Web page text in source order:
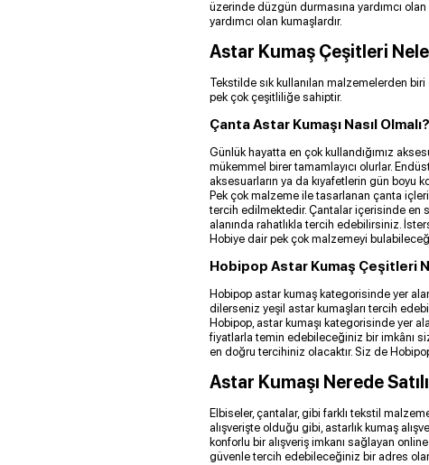
üzerinde düzgün durmasına yardımcı
yardımcı olan kumaşlardır.
Astar Kumaş Çeşitleri
Tekstilde sık kullanılan malzemelerden
pek çok çeşitliliğe sahiptir.
Çanta Astar Kumaşı Nasıl Olmalı?
Günlük hayatta en çok kullandığımız
mükemmel birer tamamlayıcı olurlar.
aksesuarların ya da kıyafetlerin gün boyu
Pek çok malzeme ile tasarlanan çanta
tercih edilmektedir. Çantalar içerisinde en
alanında rahatlıkla tercih edebilirsiniz.
Hobiye dair pek çok malzemeyi
Hobipop Astar Kumaş Çeşitleri
Hobipop astar kumaş kategorisinde yer
dilerseniz yeşil astar kumaşları tercih
Hobipop, astar kumaşı kategorisinde yer
fiyatlarla temin edebileceğiniz bir imkânı
en doğru tercihiniz olacaktır. Siz de
Astar Kumaşı Nerede
Elbiseler, çantalar, gibi farklı tekstil
alışverişte olduğu gibi, astarlık kumaş
konforlu bir alışveriş imkanı sağlayan
güvenle tercih edebileceğiniz bir adres